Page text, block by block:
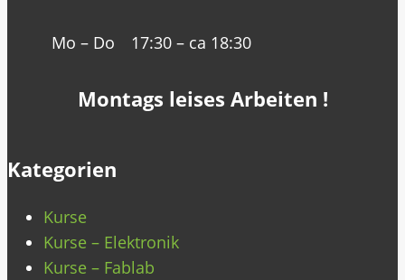
Mo – Do 17:30 – ca 18:30
Montags leises Arbeiten !
Kategorien
Kurse
Kurse – Elektronik
Kurse – Fablab